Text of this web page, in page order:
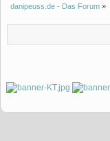
danipeuss.de - Das Forum »